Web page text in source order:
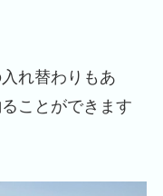
れ替わりもあ
ことができます